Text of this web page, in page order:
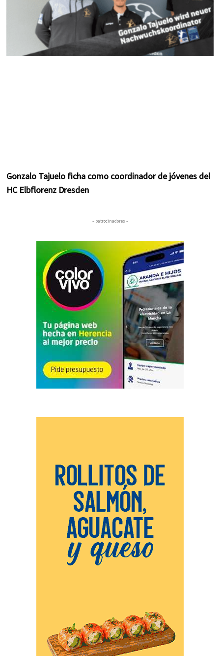
Gonzalo Tajuelo ficha como coordinador de jóvenes del
HC Elbflorenz Dresden
– patrocinadores –